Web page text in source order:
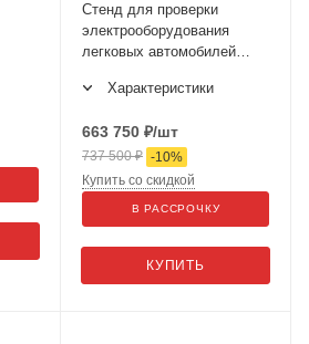
Стенд для проверки
электрооборудования
легковых автомобилей
INVERTER EVO
Характеристики
663 750 ₽/шт
737 500₽ -10%
КУПИТЬ
Купить со скидкой
В РАССРОЧКУ